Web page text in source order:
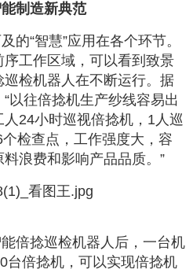
制造新典范
的“智慧”应用在各个环节。
工作区域，可以看到致景
检机器人在不断运行。据
以往倍捻机生产纱线容易出
24小时巡视倍捻机，1人巡
检查点，工作强度大，容
浪费和影响产品品质。”
倍捻巡检机器人后，一台机
台倍捻机，可以实现倍捻机